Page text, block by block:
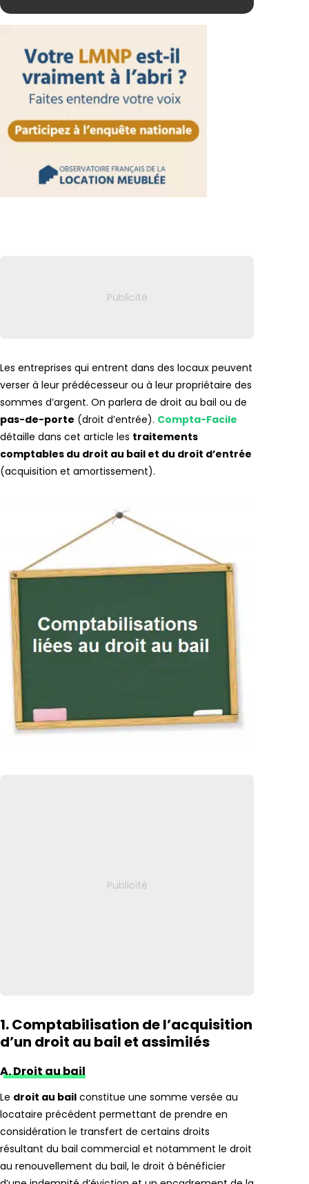
Les entreprises qui entrent dans des locaux peuvent
verser à leur prédécesseur ou à leur propriétaire des
sommes d’argent. On parlera de droit au bail ou de
pas-de-porte (droit d’entrée). Compta-Facile
détaille dans cet article les traitements
comptables du droit au bail et du droit d’entrée
(acquisition et amortissement).
1. Comptabilisation de l’acquisition
d’un droit au bail et assimilés
A. Droit au bail
Le droit au bail constitue une somme versée au
locataire précédent permettant de prendre en
considération le transfert de certains droits
résultant du bail commercial et notamment le droit
au renouvellement du bail, le droit à bénéficier